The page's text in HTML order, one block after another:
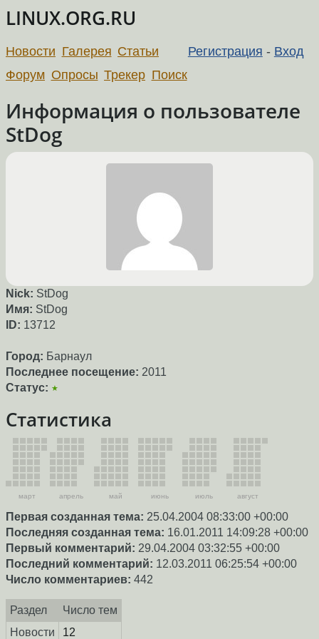
LINUX.ORG.RU
Регистрация - Вход
Новости Галерея Статьи
Форум Опросы Трекер Поиск
Информация о пользователе
StDog
Nick: StDog
Имя: StDog
ID: 13712
Город: Барнаул
Последнее посещение: 2011
Статус: ★
Статистика
март апрель май июнь июль август
Первая созданная тема: 25.04.2004 08:33:00 +00:00
Последняя созданная тема: 16.01.2011 14:09:28 +00:00
Первый комментарий: 29.04.2004 03:32:55 +00:00
Последний комментарий: 12.03.2011 06:25:54 +00:00
Число комментариев: 442
Раздел
Число тем
Новости
12